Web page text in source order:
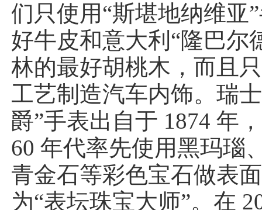
们只使用“斯堪地纳维亚
好牛皮和意大利“隆巴尔
林的最好胡桃木，而且
工艺制造汽车内饰。瑞
爵”手表出自于 1874 年
60 年代率先使用黑玛瑙
青金石等彩色宝石做表
为“表坛珠宝大师”。在